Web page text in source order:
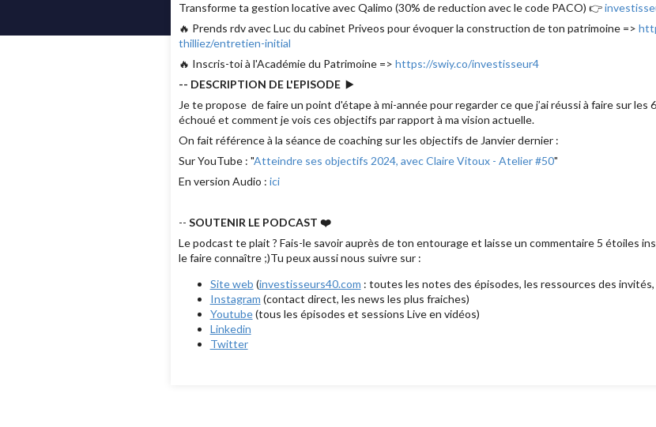
Transforme ta gestion locative avec Qalimo (30% de reduction avec le code PACO) 👉
🔥 Prends rdv avec Luc du cabinet Priveos pour évoquer la construction de ton patrimoine =>
thilliez/entretien-initial
🔥 Inscris-toi à l'Académie du Patrimoine => https://swiy.co/investisseur4
-- DESCRIPTION DE L'EPISODE ▶️
Je te propose de faire un point d'étape à mi-année pour regarder ce que j’ai réussi à faire sur les
échoué et comment je vois ces objectifs par rapport à ma vision actuelle.
On fait référence à la séance de coaching sur les objectifs de Janvier dernier :
Sur YouTube : "Atteindre ses objectifs 2024, avec Claire Vitoux - Atelier #50"
En version Audio : ici
-- SOUTENIR LE PODCAST ❤️
Le podcast te plait ? Fais-le savoir auprès de ton entourage et laisse un commentaire 5 étoiles
le faire connaître ;)Tu peux aussi nous suivre sur :
Site web (investisseurs40.com : toutes les notes des épisodes, les ressources des
Instagram (contact direct, les news les plus fraiches)
Youtube(tous les épisodes et sessions Live en vidéos)
Linkedin
Twitter